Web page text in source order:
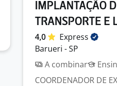
IMPLANTAÇÃO
TRANSPORTE E
4,0
Express
Barueri - SP
A combinar
COORDENADOR DE